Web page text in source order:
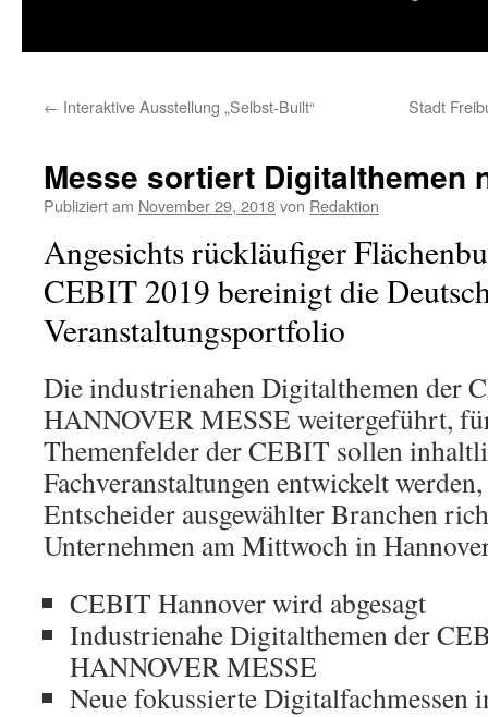
← Interaktive Ausstellung „Selbst-Built“ Stadt
Messe sortiert Digitalthemen
Publiziert am November 29, 2018von Redaktion
Angesichts rückläufiger
CEBIT 2019 bereinigt die
Veranstaltungsportfolio
Die industrienahen Digitalthemen der
HANNOVER MESSE weitergeführt,
Themenfelder der CEBIT sollen
Fachveranstaltungen entwickelt
Entscheider ausgewählter Branchen
Unternehmen am Mittwoch in
CEBIT Hannover wird abgesagt
Industrienahe Digitalthemen der
HANNOVER MESSE
Neue fokussierte Digitalfachmessen